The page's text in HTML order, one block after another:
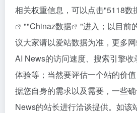
相关权重信息，可以点击"5118数
""Chinaz数据
"进入；以目前
议大家请以爱站数据为准，更多
AI News的访问速度、搜索引擎
体验等；当然要评估一个站的价
据您自身的需求以及需要，一些
News的站长进行洽谈提供。如该